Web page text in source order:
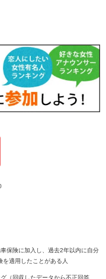
保険に加入し、過去2年以内に自分
適用したことがある人
（回収したデータから不正回答